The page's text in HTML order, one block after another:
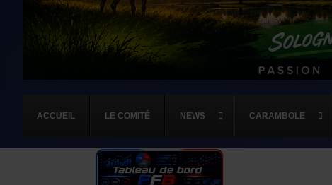
ACCUEIL LE COMITÉ NEWS CARAMBOLE